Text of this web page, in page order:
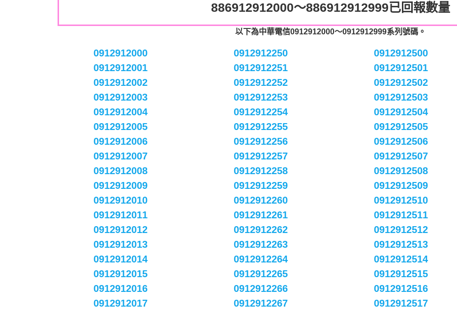
886912912000～886912912999已回報數量
以下為中華電信0912912000～0912912999系列號碼。
0912912000
0912912001
0912912002
0912912003
0912912004
0912912005
0912912006
0912912007
0912912008
0912912009
0912912010
0912912011
0912912012
0912912013
0912912014
0912912015
0912912016
0912912017
0912912250
0912912251
0912912252
0912912253
0912912254
0912912255
0912912256
0912912257
0912912258
0912912259
0912912260
0912912261
0912912262
0912912263
0912912264
0912912265
0912912266
0912912267
0912912500
0912912501
0912912502
0912912503
0912912504
0912912505
0912912506
0912912507
0912912508
0912912509
0912912510
0912912511
0912912512
0912912513
0912912514
0912912515
0912912516
0912912517